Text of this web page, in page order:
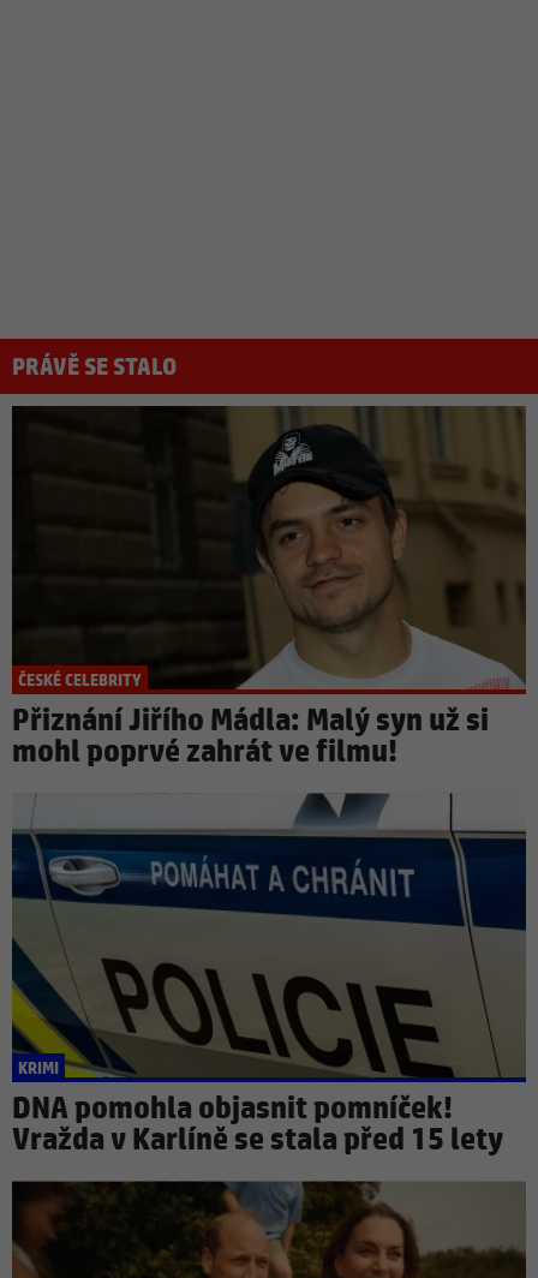
PRÁVĚ SE STALO
ČESKÉ CELEBRITY
Přiznání Jiřího Mádla: Malý syn už si
mohl poprvé zahrát ve filmu!
KRIMI
DNA pomohla objasnit pomníček!
Vražda v Karlíně se stala před 15 lety